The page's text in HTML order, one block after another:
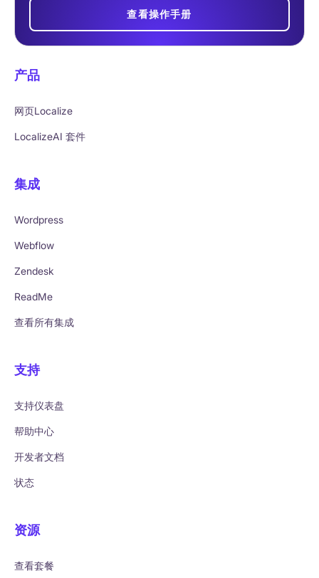
查看操作手册
产品
网页Localize
LocalizeAI 套件
集成
Wordpress
Webflow
Zendesk
ReadMe
查看所有集成
支持
支持仪表盘
帮助中心
开发者文档
状态
资源
查看套餐